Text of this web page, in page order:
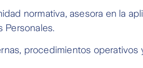
normativa, asesora en la
procedimientos operativos